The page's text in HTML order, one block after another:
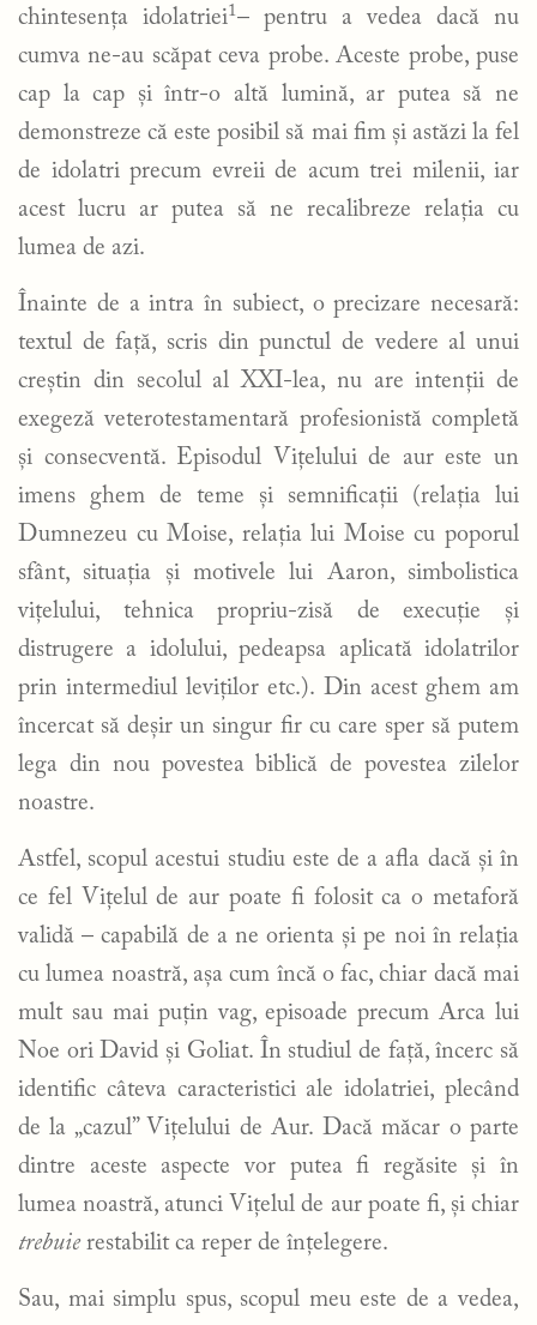
chintesența idolatriei1– pentru a vedea dacă nu
cumva ne-au scăpat ceva probe. Aceste probe, puse
cap la cap și într-o altă lumină, ar putea să ne
demonstreze că este posibil să mai fim și astăzi la fel
de idolatri precum evreii de acum trei milenii, iar
acest lucru ar putea să ne recalibreze relația cu
lumea de azi.
Înainte de a intra în subiect, o precizare necesară:
textul de față, scris din punctul de vedere al unui
creștin din secolul al XXI-lea, nu are intenții de
exegeză veterotestamentară profesionistă completă
și consecventă. Episodul Vițelului de aur este un
imens ghem de teme și semnificații (relația lui
Dumnezeu cu Moise, relația lui Moise cu poporul
sfânt, situația și motivele lui Aaron, simbolistica
vițelului, tehnica propriu-zisă de execuție și
distrugere a idolului, pedeapsa aplicată idolatrilor
prin intermediul leviților etc.). Din acest ghem am
încercat să deșir un singur fir cu care sper să putem
lega din nou povestea biblică de povestea zilelor
noastre.
Astfel, scopul acestui studiu este de a afla dacă și în
ce fel Vițelul de aur poate fi folosit ca o metaforă
validă – capabilă de a ne orienta și pe noi în relația
cu lumea noastră, așa cum încă o fac, chiar dacă mai
mult sau mai puțin vag, episoade precum Arca lui
Noe ori David și Goliat. În studiul de față, încerc să
identific câteva caracteristici ale idolatriei, plecând
de la „cazul” Vițelului de Aur. Dacă măcar o parte
dintre aceste aspecte vor putea fi regăsite și în
lumea noastră, atunci Vițelul de aur poate fi, și chiar
trebuierestabilit ca reper de înțelegere.
Sau, mai simplu spus, scopul meu este de a vedea,